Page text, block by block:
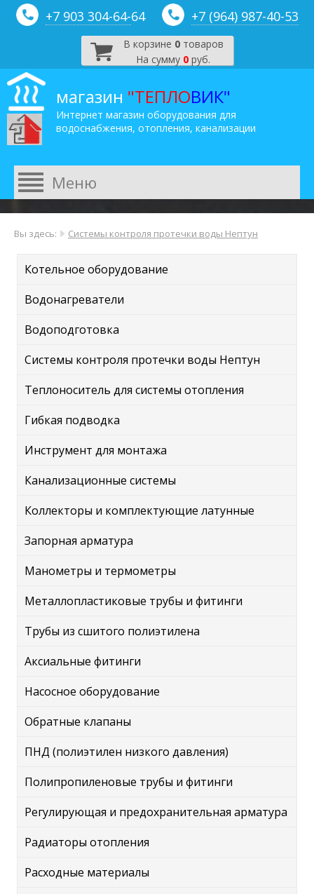
+7 903 304-64-64 +7 (964) 987-40-53
В корзине 0товаров
На сумму 0 руб.
магазин "ТЕПЛОВИК"
Интернет магазин оборудования для
водоснабжения, отопления, канализации
Вы здесь: Системы контроля протечки воды Нептун
Котельное оборудование
Водонагреватели
Водоподготовка
Системы контроля протечки воды Нептун
Теплоноситель для системы отопления
Гибкая подводка
Инструмент для монтажа
Канализационные системы
Коллекторы и комплектующие латунные
Запорная арматура
Манометры и термометры
Металлопластиковые трубы и фитинги
Трубы из сшитого полиэтилена
Аксиальные фитинги
Насосное оборудование
Обратные клапаны
ПНД (полиэтилен низкого давления)
Полипропиленовые трубы и фитинги
Регулирующая и предохранительная арматура
Радиаторы отопления
Расходные материалы